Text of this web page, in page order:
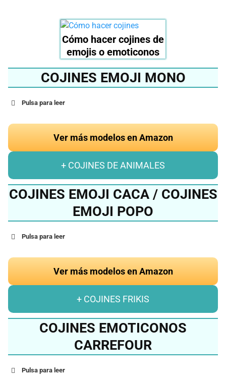
Cómo hacer cojines de
emojis o emoticonos
COJINES EMOJI MONO
Pulsa para leer
Ver más modelos en Amazon
+ COJINES DE ANIMALES
COJINES EMOJI CACA / COJINES
EMOJI POPO
Pulsa para leer
Ver más modelos en Amazon
+ COJINES FRIKIS
COJINES EMOTICONOS
CARREFOUR
Pulsa para leer